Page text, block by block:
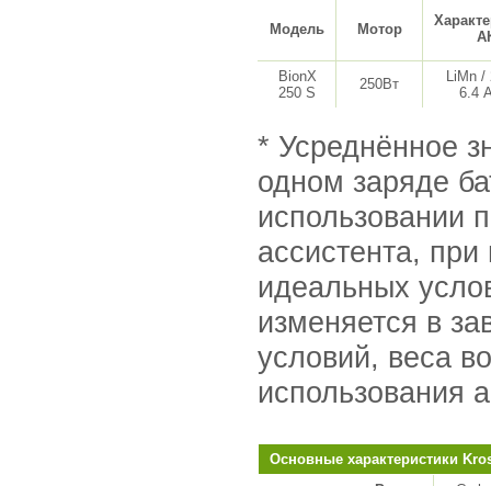
Модель Мотор
BionX
250 S
250Вт
LiMn /
6.4
* Усреднённое
одном заряде
использовании
ассистента,
идеальных
изменяется в
условий, веса
использования
Основные характеристики